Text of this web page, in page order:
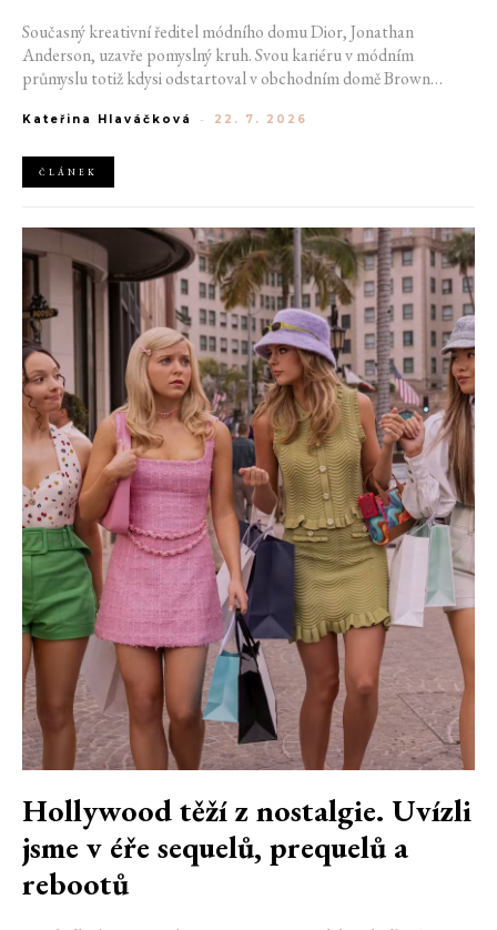
Současný kreativní ředitel módního domu Dior, Jonathan
Anderson, uzavře pomyslný kruh. Svou kariéru v módním
průmyslu totiž kdysi odstartoval v obchodním domě Brown
jedné z největších luxusních značek světa. V prosinci totiž v
Fall 2027.
Kateřina Hlaváčková - 22. 7. 2026
ČLÁNEK
Hollywood těží z nostalgie. Uvízli
jsme v éře sequelů, prequelů a
rebootů